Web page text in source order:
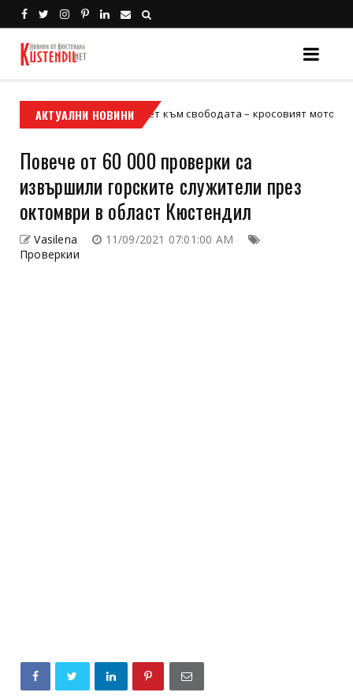
АКТУАЛНИ НОВИНИ
Кой е твоят билет към свободата – кросовият мотор или ATV?
Повече от 60 000 проверки са
извършили горските служители през
октомври в област Кюстендил
Vasilena
11/09/2021 07:01:00 AM
Проверкии